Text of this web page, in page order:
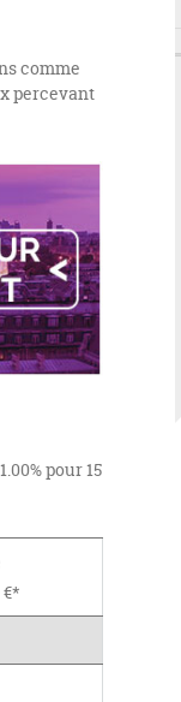
comme
percevant
pour 15